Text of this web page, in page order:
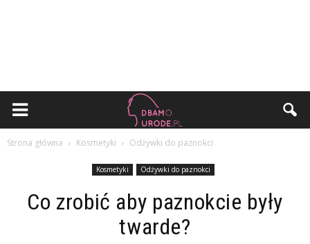
Strona główna Kosmetyki Odżywki do paznokci
Kosmetyki Odżywki do paznokci
Co zrobić aby paznokcie były
twarde?